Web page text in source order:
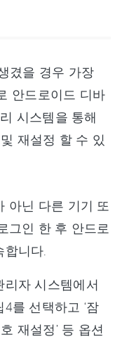
겼을 경우 가장
안드로이드 디바
시스템을 통해
재설정 할 수 있
아닌 다른 기기 또
그인 한 후 안드로
니다.
자 시스템에서
를 선택하고 ‘잠
재설정’ 등 옵션